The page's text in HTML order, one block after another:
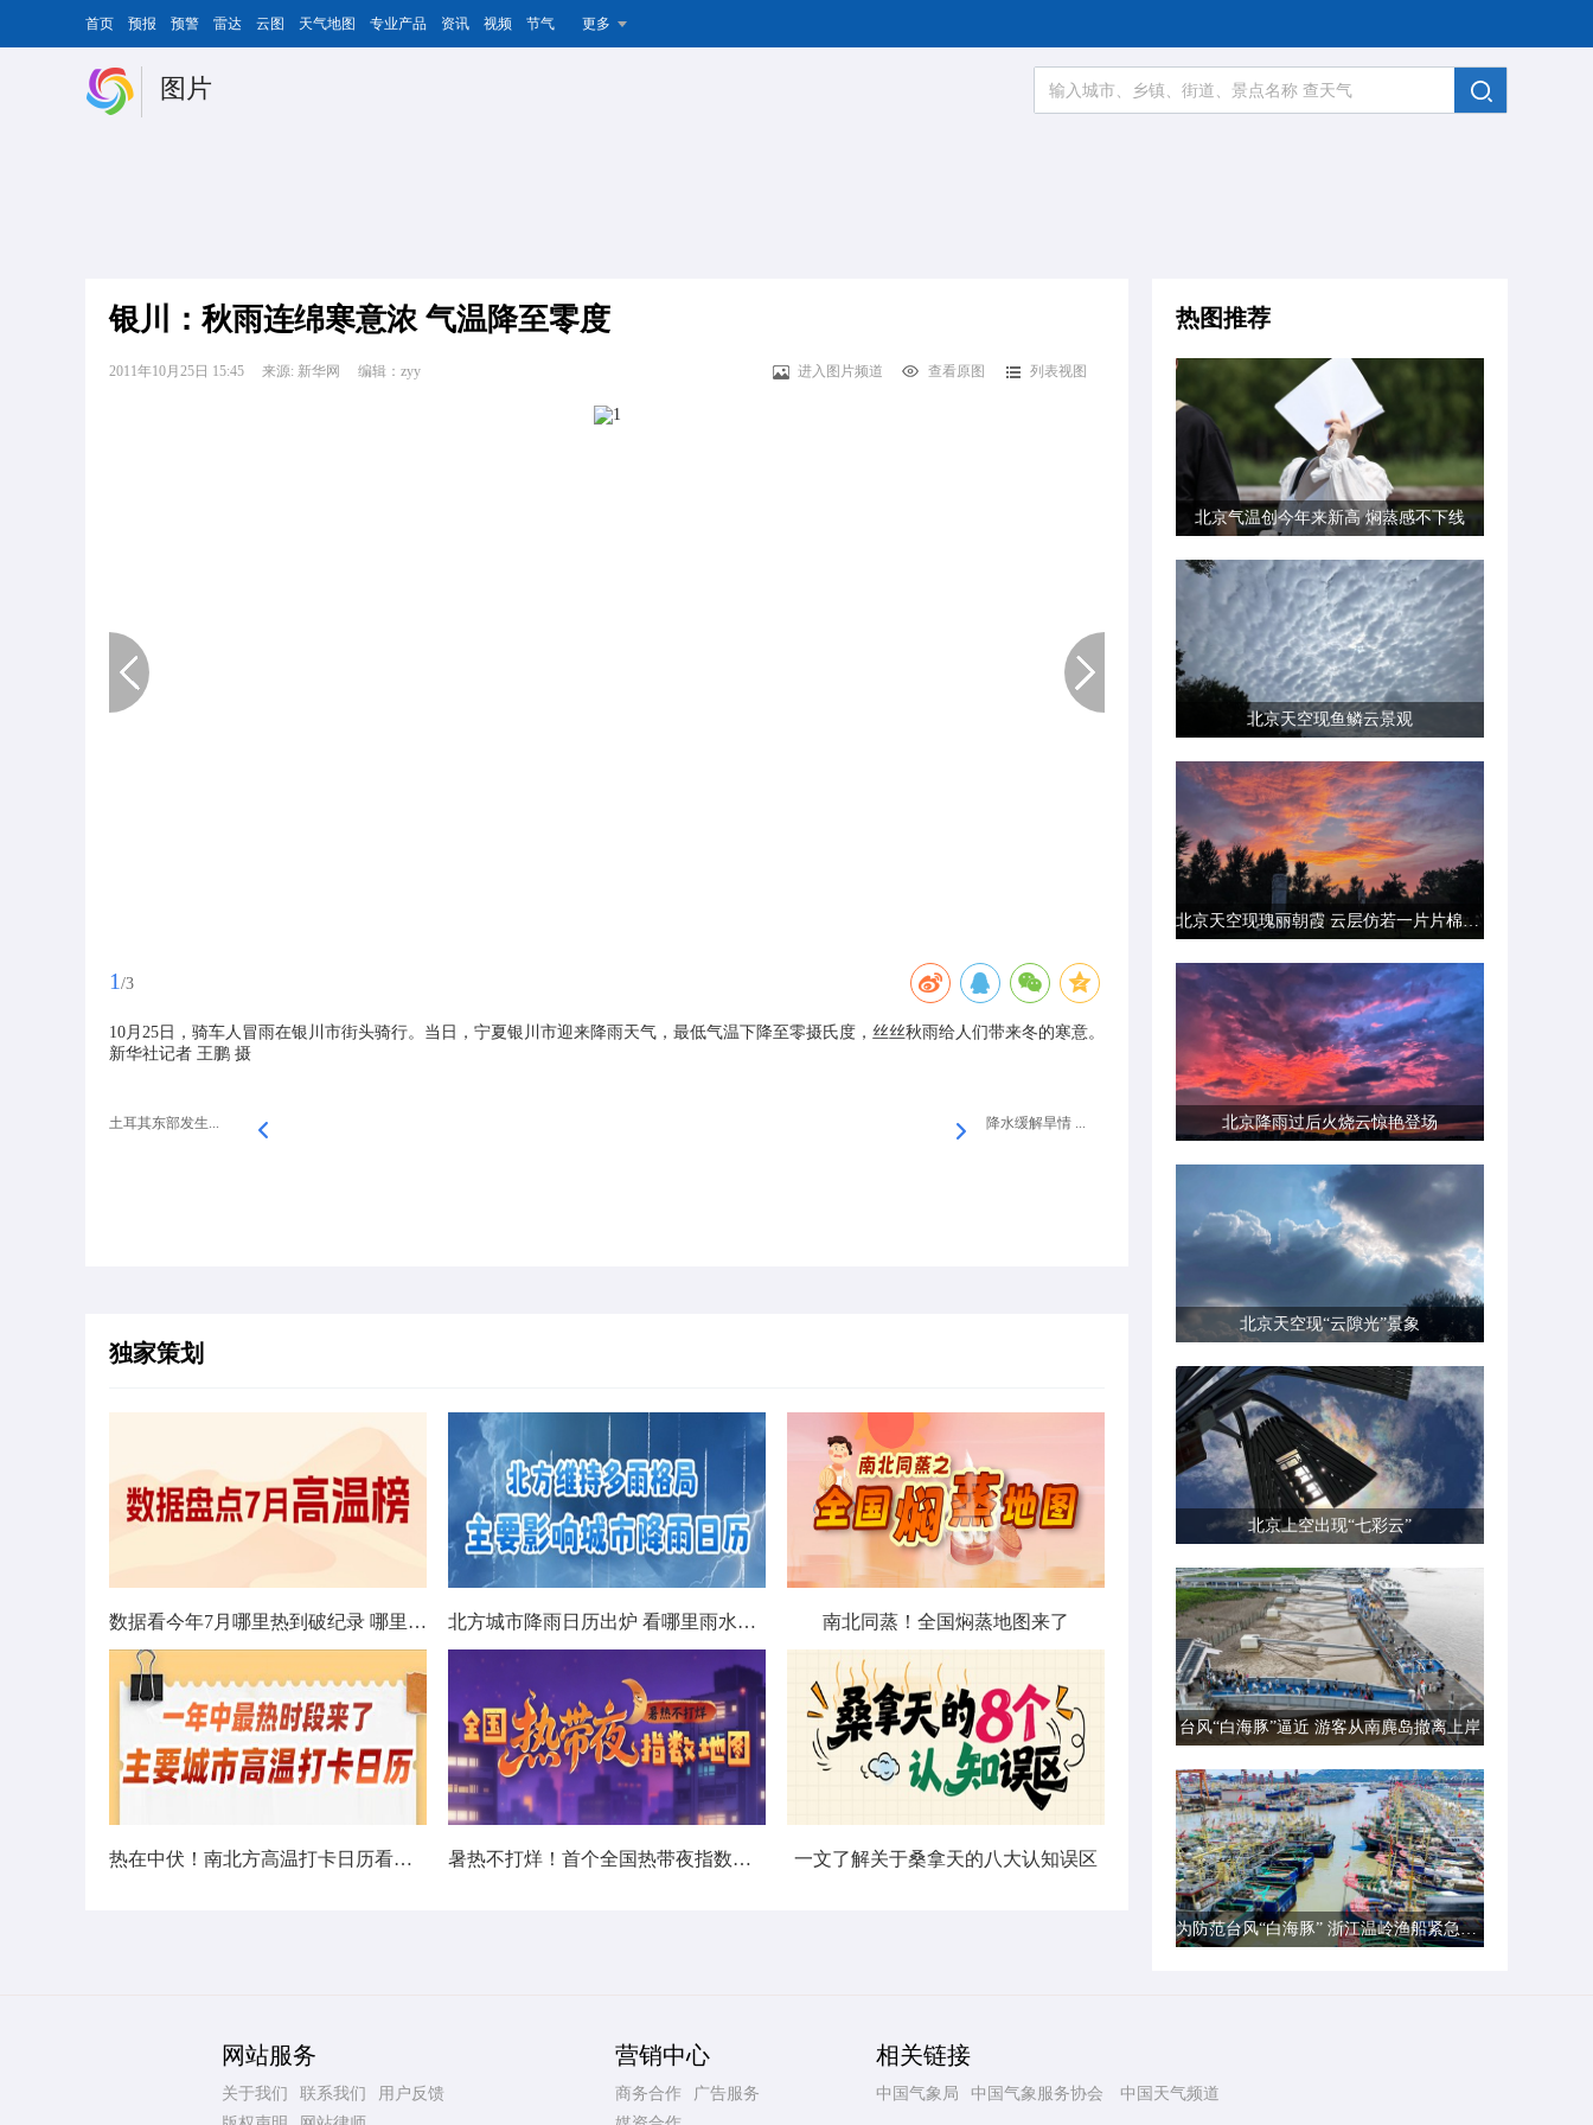
首页 预报 预警 雷达 云图 天气地图 专业产品 资讯 视频 节气 更多
图片
银川： 秋雨连绵寒意浓 气温降至零度
2011年10月25日 15:45 来源: 新华网 编辑：zyy 进入图片频道 查看原图 列表视图
1 /3
10月25日，骑车人冒雨在银川市街头骑行。当日，宁夏银川市迎来降雨天气，最低气温下降至零摄氏度，丝丝秋雨给人们带来冬的寒意。
新华社记者 王鹏 摄
土耳其东部发生... 降水缓解旱情 ...
独家策划
数据看今年7月哪里热到破纪录 哪里暑热连轴转 北方城市降雨日历出炉 看哪里雨水超长待机 南北同蒸！全国焖蒸地图来了
热在中伏！南北方高温打卡日历看哪里热力持久 暑热不打烊！首个全国热带夜指数地图发布 一文了解关于桑拿天的八大认知误区
热图推荐
北京气温创今年来新高 焖蒸感不下线
北京天空现鱼鳞云景观
北京天空现瑰丽朝霞 云层仿若一片片棉花糖
北京降雨过后火烧云惊艳登场
北京天空现“云隙光”景象
北京上空出现“七彩云”
台风“白海豚”逼近 游客从南麂岛撤离上岸
为防范台风“白海豚” 浙江温岭渔船紧急转港避风
网站服务
关于我们 联系我们
用户反馈
营销中心
商务合作
广告服务
相关链接
中国气象局 中国气象服务协会 中国天气频道